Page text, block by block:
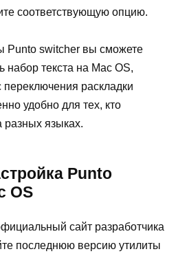
соответствующую опцию.
switcher вы сможете
набор текста на Mac OS,
переключения раскладки
удобно для тех, кто
разных языках.
Punto
OS
сайт разработчика
последнюю версию утилиты